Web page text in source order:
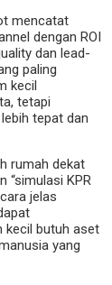
mencatat
dengan ROI
dan lead-
paling
kecil
tetapi
tepat dan
rumah dekat
“simulasi KPR
jelas
kecil butuh aset
yang